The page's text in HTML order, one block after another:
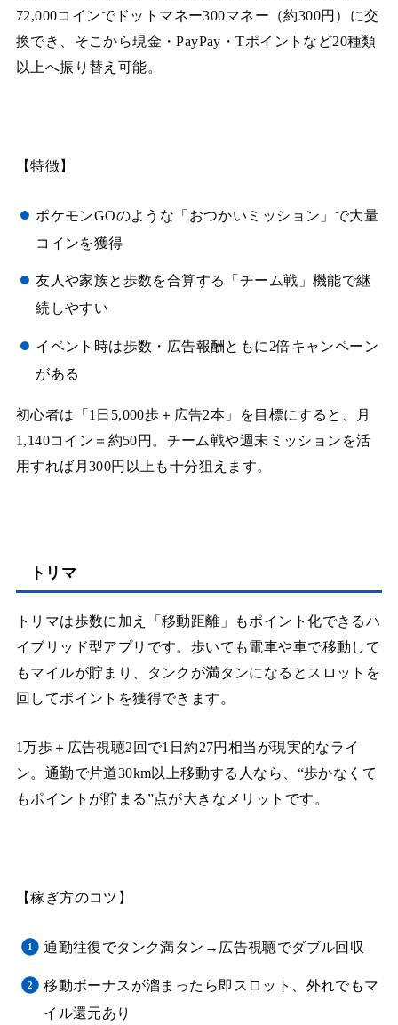
72,000コインでドットマネー300マネー（約300円）に交
換でき、そこから現金・PayPay・Tポイントなど20種類
以上へ振り替え可能。
【特徴】
ポケモンGOのような「おつかいミッション」で大量
コインを獲得
友人や家族と歩数を合算する「チーム戦」機能で継
続しやすい
イベント時は歩数・広告報酬ともに2倍キャンペーン
がある
初心者は「1日5,000歩＋広告2本」を目標にすると、月
1,140コイン＝約50円。チーム戦や週末ミッションを活
用すれば月300円以上も十分狙えます。
トリマ
トリマは歩数に加え「移動距離」もポイント化できるハ
イブリッド型アプリです。歩いても電車や車で移動して
もマイルが貯まり、タンクが満タンになるとスロットを
回してポイントを獲得できます。
1万歩＋広告視聴2回で1日約27円相当が現実的なライ
ン。通勤で片道30km以上移動する人なら、“歩かなくて
もポイントが貯まる”点が大きなメリットです。
【稼ぎ方のコツ】
通勤往復でタンク満タン→広告視聴でダブル回収
移動ボーナスが溜まったら即スロット、外れでもマ
イル還元あり